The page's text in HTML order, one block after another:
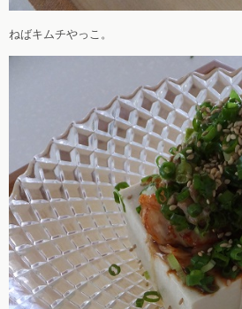
ねばキムチやっこ。